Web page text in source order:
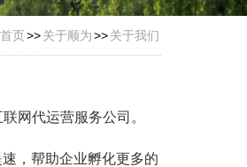
首页>>关于顺为>>关于我们
网代运营服务公司。
，帮助企业孵化更多的